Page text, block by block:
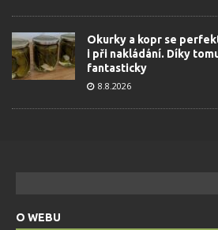
Okurky a kopr se
i při nakládání. Díky
fantasticky
8.8.2026
O WEBU